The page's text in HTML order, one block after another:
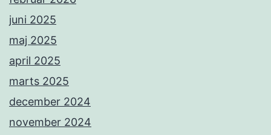
juni 2025
maj 2025
april 2025
marts 2025
december 2024
november 2024